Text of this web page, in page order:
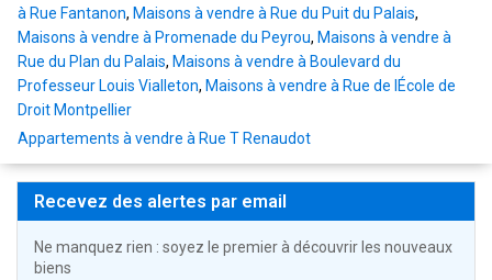
à Rue Fantanon, Maisons à vendre à Rue du Puit du Palais,
Maisons à vendre à Promenade du Peyrou, Maisons à vendre à
Rue du Plan du Palais, Maisons à vendre à Boulevard du
Professeur Louis Vialleton, Maisons à vendre à Rue de lÉcole de
Droit Montpellier
Appartements à vendre à Rue T Renaudot
Recevez des alertes par email
Ne manquez rien : soyez le premier à découvrir les nouveaux
biens